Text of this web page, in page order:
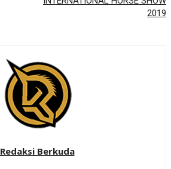
2019
Redaksi Berkuda